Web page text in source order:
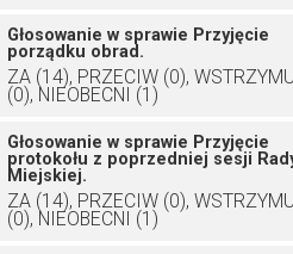
Głosowanie w sprawie Przyjęcie
porządku obrad.
ZA (14), PRZECIW (0),
(0), NIEOBECNI (1)
Głosowanie w sprawie Przyjęcie
protokołu z poprzedniej sesji
Miejskiej.
ZA (14), PRZECIW (0),
(0), NIEOBECNI (1)